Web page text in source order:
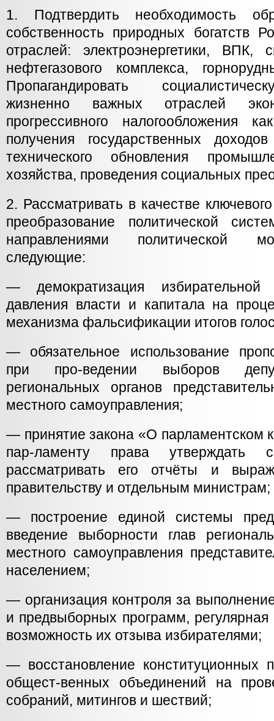
1. Подтвердить необходимость
собственность природных богатств
отраслей: электроэнергетики, ВПК,
нефтегазового комплекса,
Пропагандировать
жизненно важных отраслей
прогрессивного налогообложения
получения государственных
технического обновления
хозяйства, проведения социальных
2. Рассматривать в качестве
преобразование политической
направлениями политической
следующие:
— демократизация избирательной
давления власти и капитала на
механизма фальсификации итогов
— обязательное использование
при про-ведении выборов
региональных органов
местного самоуправления;
— принятие закона «О парламентском
пар-ламенту права утверждать
рассматривать его отчёты и
правительству и отдельным министрам;
— построение единой системы
введение выборности глав
местного самоуправления
населением;
— организация контроля за
и предвыборных программ, регулярная
возможность их отзыва избирателями;
— восстановление конституционных
общест-венных объединений на
собраний, митингов и шествий;